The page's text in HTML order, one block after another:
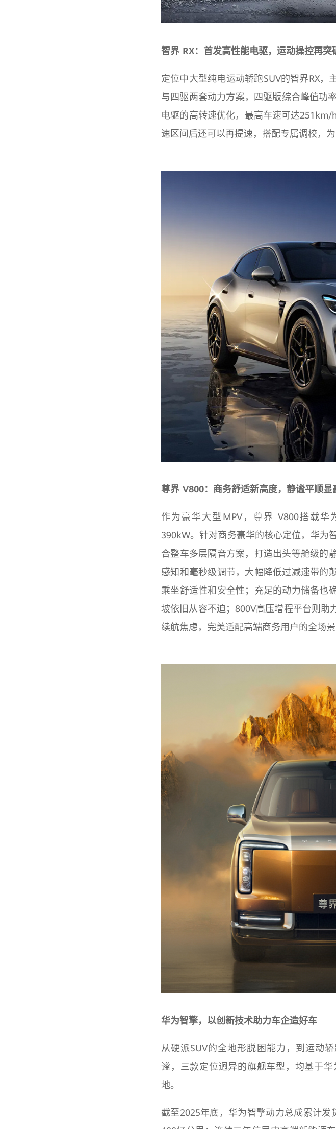
智界 RX：首发高性能电驱，运动操控再突
定位中大型纯电运动轿跑SUV的智界RX
与四驱两套动力方案，四驱版综合峰值功
电驱的高转速优化，最高车速可达
速区间后还可以再提速，搭配专属调校，
尊界 V800：商务舒适新高度，静谧平顺显
作为豪华大型MPV，尊界 V800搭载
390kW。针对商务豪华的核心定位，华为
合整车多层隔音方案，打造出头等舱级的
感知和毫秒级调节，大幅降低过减速带的
乘坐舒适性和安全性；充足的动力储备也
坡依旧从容不迫；800V高压增程平台则
续航焦虑，完美适配高端商务用户的全场景
华为智擎，以创新技术助力车企造好车
从硬派SUV的全地形脱困能力，到运动
谧，三款定位迥异的旗舰车型，均基于
地。
截至2025年底，华为智擎动力总成累计